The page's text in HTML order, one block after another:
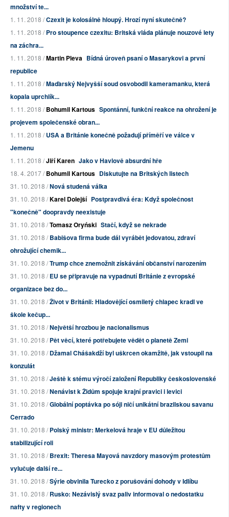
množství te...
1. 11. 2018 /Czexit je kolosálně hloupý. Hrozí nyní skutečně?
1. 11. 2018 /Pro stoupence czexitu: Britská vláda plánuje nouzové lety
na záchra...
1. 11. 2018 /Martin Pleva Bídná úroveň psaní o Masarykovi a první
republice
1. 11. 2018 /Maďarský Nejvyšší soud osvobodil kameramanku, která
kopala uprchlík...
1. 11. 2018 /Bohumil Kartous Spontánní, funkční reakce na ohrožení je
projevem společenské obran...
1. 11. 2018 /USA a Británie konečně požadují příměří ve válce v
Jemenu
1. 11. 2018 /Jiří Karen Jako v Havlově absurdní hře
18. 4. 2017 /Bohumil Kartous Diskutujte na Britských listech
31. 10. 2018 /Nová studená válka
31. 10. 2018 /Karel Dolejší Postpravdivá éra: Když společnost
"konečně" doopravdy neexistuje
31. 10. 2018 /Tomasz Oryński Stačí, když se nekrade
31. 10. 2018 /Babišova firma bude dál vyrábět jedovatou, zdraví
ohrožující chemik...
31. 10. 2018 /Trump chce znemožnit získávání občanství narozením
31. 10. 2018 /EU se připravuje na vypadnutí Británie z evropské
organizace bez do...
31. 10. 2018 /Život v Británii: Hladovějící osmiletý chlapec kradl ve
škole kečup...
31. 10. 2018 /Největší hrozbou je nacionalismus
31. 10. 2018 /Pět věcí, které potřebujete vědět o planetě Zemi
31. 10. 2018 /Džamal Chášakdží byl uškrcen okamžitě, jak vstoupil na
konzulát
31. 10. 2018 /Ještě k stému výročí založení Republiky československé
31. 10. 2018 /Nenávist k Židům spojuje krajní pravici i levici
31. 10. 2018 /Globální poptávka po sóji ničí unikátní brazilskou savanu
Cerrado
31. 10. 2018 /Polský ministr: Merkelová hraje v EU důležitou
stabilizující roli
31. 10. 2018 /Brexit: Theresa Mayová navzdory masovým protestům
vylučuje další re...
31. 10. 2018 /Sýrie obvinila Turecko z porušování dohody v Idlíbu
31. 10. 2018 /Rusko: Nezávislý svaz paliv informoval o nedostatku
nafty v regionech